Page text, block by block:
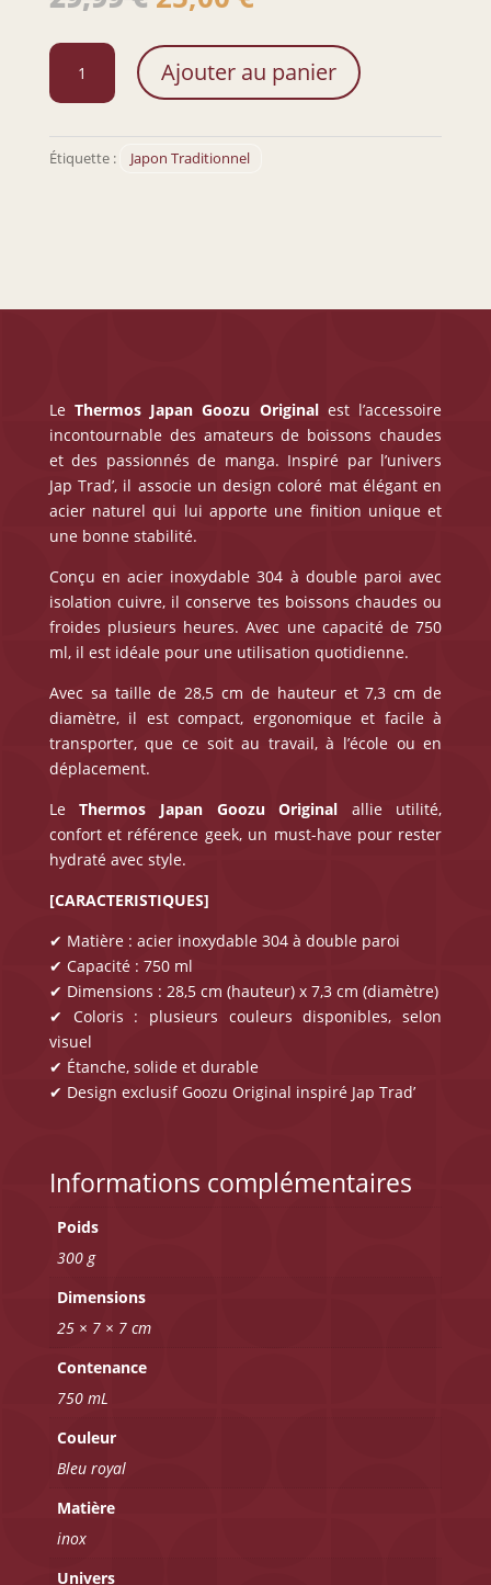
prix
initial
était :
29,99 €.
prix
actuel
est :
25,00 €.
quantité
Thermos
Ajouter au panier
Étiquette : Japon Traditionnel
LeThermos Japan Goozu Originalest l’accessoire
incontournable des amateurs de boissons chaudes
et des passionnés de manga. Inspiré par l’univers
Jap Trad’, il associe un design coloré mat élégant en
acier naturel qui lui apporte une finition unique et
une bonne stabilité.
Conçu en acier inoxydable 304 à double paroi avec
isolation cuivre, il conserve tes boissons chaudes ou
froides plusieurs heures. Avec une capacité de 750
ml, il est idéale pour une utilisation quotidienne.
Avec sa taille de 28,5 cm de hauteur et 7,3 cm de
diamètre, il est compact, ergonomique et facile à
transporter, que ce soit au travail, à l’école ou en
déplacement.
LeThermos JapanGoozu Original allie utilité,
confort et référence geek, un must-have pour rester
hydraté avec style.
[CARACTERISTIQUES]
✔ Matière : acier inoxydable 304 à double paroi
✔ Capacité : 750 ml
✔ Dimensions : 28,5 cm (hauteur) x 7,3 cm (diamètre)
✔ Coloris : plusieurs couleurs disponibles, selon
visuel
✔ Étanche, solide et durable
✔ Design exclusif Goozu Original inspiré Jap Trad’
Informations complémentaires
Poids
300 g
Dimensions
25 × 7 × 7 cm
Contenance
750 mL
Couleur
Bleu royal
Matière
inox
Univers